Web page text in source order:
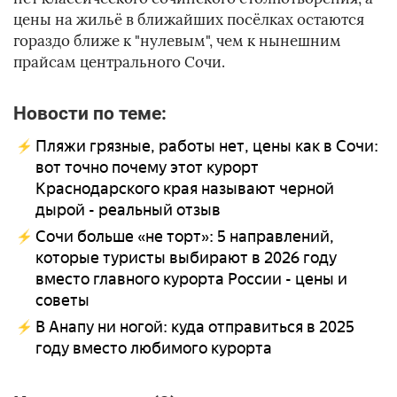
цены на жильё в ближайших посёлках остаются
гораздо ближе к "нулевым", чем к нынешним
прайсам центрального Сочи.
Новости по теме:
Пляжи грязные, работы нет, цены как в Сочи:
вот точно почему этот курорт
Краснодарского края называют черной
дырой - реальный отзыв
Сочи больше «не торт»: 5 направлений,
которые туристы выбирают в 2026 году
вместо главного курорта России - цены и
советы
В Анапу ни ногой: куда отправиться в 2025
году вместо любимого курорта